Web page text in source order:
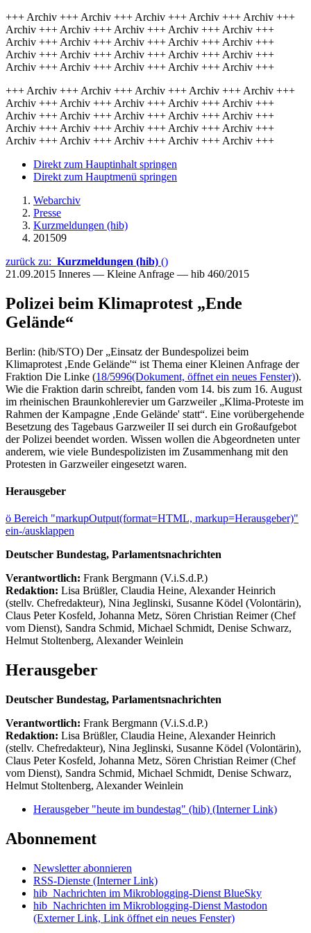
+++ Archiv +++ Archiv +++ Archiv +++ Archiv +++ Archiv +++
Archiv +++ Archiv +++ Archiv +++ Archiv +++ Archiv +++
Archiv +++ Archiv +++ Archiv +++ Archiv +++ Archiv +++
Archiv +++ Archiv +++ Archiv +++ Archiv +++ Archiv +++
Archiv +++ Archiv +++ Archiv +++ Archiv +++ Archiv +++
+++ Archiv +++ Archiv +++ Archiv +++ Archiv +++ Archiv +++
Archiv +++ Archiv +++ Archiv +++ Archiv +++ Archiv +++
Archiv +++ Archiv +++ Archiv +++ Archiv +++ Archiv +++
Archiv +++ Archiv +++ Archiv +++ Archiv +++ Archiv +++
Archiv +++ Archiv +++ Archiv +++ Archiv +++ Archiv +++
Direkt zum Hauptinhalt springen
Direkt zum Hauptmenü springen
Webarchiv
Presse
Kurzmeldungen (hib)
201509
zurück zu: Kurzmeldungen (hib) ()
21.09.2015 Inneres — Kleine Anfrage — hib 460/2015
Polizei beim Klimaprotest „Ende
Gelände“
Berlin: (hib/STO) Der „Einsatz der Bundespolizei beim
Klimaprotest ,Ende Gelände'“ ist Thema einer Kleinen Anfrage der
Fraktion Die Linke (18/5996(Dokument, öffnet ein neues Fenster)).
Wie die Fraktion darin schreibt, fanden vom 14. bis zum 16. August
im rheinischen Braunkohlerevier um Garzweiler „Klima-Proteste im
Rahmen der Kampagne ,Ende Gelände' statt“. Eine vorübergehende
Besetzung des Tagebaus Garzweiler II sei durch ein Großaufgebot
der Polizei beendet worden. Wissen wollen die Abgeordneten unter
anderem, wie viele Bundespolizisten im Zusammenhang mit den
Protesten in Garzweiler eingesetzt waren.
Herausgeber
ö Bereich "markupOutput(format=HTML, markup=Herausgeber)"
ein-/ausklappen
Deutscher Bundestag, Parlamentsnachrichten
Verantwortlich: Frank Bergmann (V.i.S.d.P.)
Redaktion: Lisa Brüßler, Claudia Heine, Alexander Heinrich
(stellv. Chefredakteur), Nina Jeglinski, Susanne Ködel (Volontärin),
Claus Peter Kosfeld, Johanna Metz, Sören Christian Reimer (Chef
vom Dienst), Sandra Schmid, Michael Schmidt, Denise Schwarz,
Helmut Stoltenberg, Alexander Weinlein
Herausgeber
Deutscher Bundestag, Parlamentsnachrichten
Verantwortlich: Frank Bergmann (V.i.S.d.P.)
Redaktion: Lisa Brüßler, Claudia Heine, Alexander Heinrich
(stellv. Chefredakteur), Nina Jeglinski, Susanne Ködel (Volontärin),
Claus Peter Kosfeld, Johanna Metz, Sören Christian Reimer (Chef
vom Dienst), Sandra Schmid, Michael Schmidt, Denise Schwarz,
Helmut Stoltenberg, Alexander Weinlein
Herausgeber "heute im bundestag" (hib) (Interner Link)
Abonnement
Newsletter abonnieren
RSS-Dienste (Interner Link)
hib_Nachrichten im Mikroblogging-Dienst BlueSky
hib_Nachrichten im Mikroblogging-Dienst Mastodon
(Externer Link, Link öffnet ein neues Fenster)